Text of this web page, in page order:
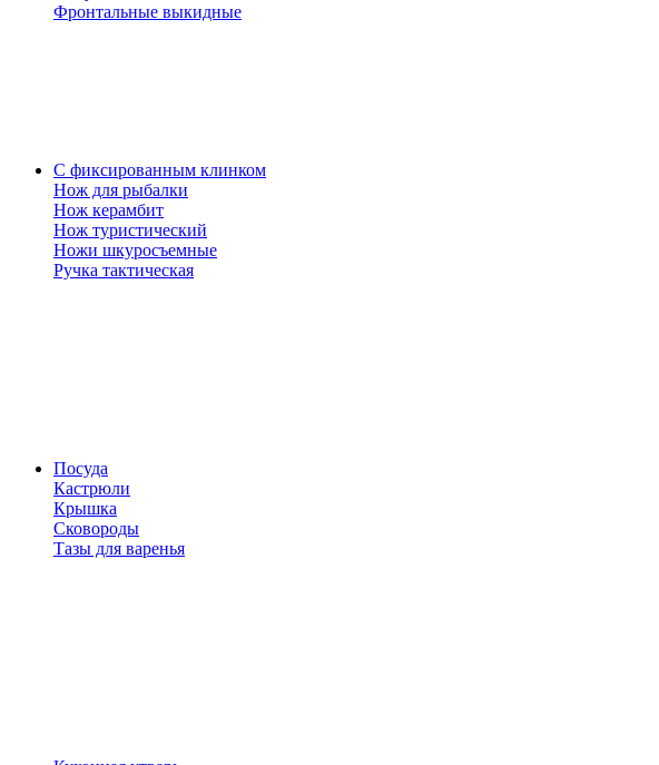
Фронтальные выкидные
С фиксированным клинком
Нож для рыбалки
Нож керамбит
Нож туристический
Ножи шкуросъемные
Ручка тактическая
Посуда
Кастрюли
Крышка
Сковороды
Тазы для варенья